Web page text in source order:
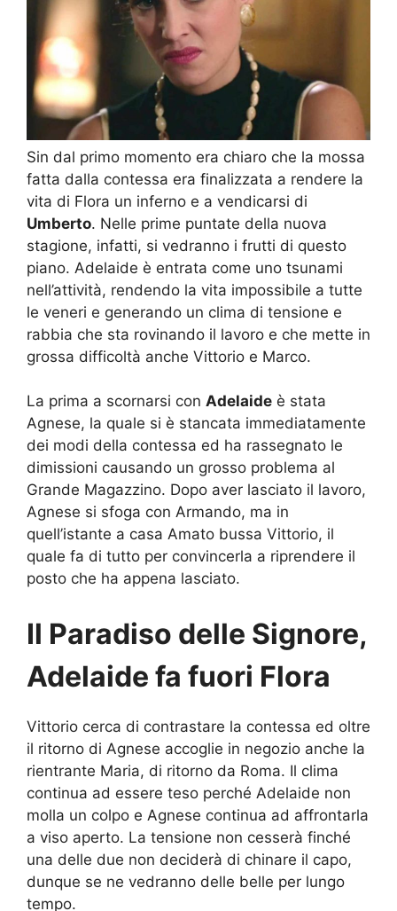
Sin dal primo momento era chiaro che la mossa
fatta dalla contessa era finalizzata a rendere la
vita di Flora un inferno e a vendicarsi di
Umberto. Nelle prime puntate della nuova
stagione, infatti, si vedranno i frutti di questo
piano. Adelaide è entrata come uno tsunami
nell’attività, rendendo la vita impossibile a tutte
le veneri e generando un clima di tensione e
rabbia che sta rovinando il lavoro e che mette in
grossa difficoltà anche Vittorio e Marco.
La prima a scornarsi con Adelaide è stata
Agnese, la quale si è stancata immediatamente
dei modi della contessa ed ha rassegnato le
dimissioni causando un grosso problema al
Grande Magazzino. Dopo aver lasciato il lavoro,
Agnese si sfoga con Armando, ma in
quell’istante a casa Amato bussa Vittorio, il
quale fa di tutto per convincerla a riprendere il
posto che ha appena lasciato.
Il Paradiso delle Signore,
Adelaide fa fuori Flora
Vittorio cerca di contrastare la contessa ed oltre
il ritorno di Agnese accoglie in negozio anche la
rientrante Maria, di ritorno da Roma. Il clima
continua ad essere teso perché Adelaide non
molla un colpo e Agnese continua ad affrontarla
a viso aperto. La tensione non cesserà finché
una delle due non deciderà di chinare il capo,
dunque se ne vedranno delle belle per lungo
tempo.